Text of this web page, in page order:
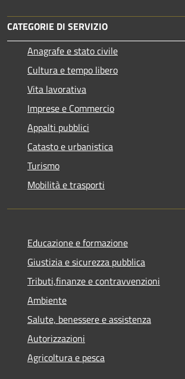
CATEGORIE DI SERVIZIO
Anagrafe e stato civile
Cultura e tempo libero
Vita lavorativa
Imprese e Commercio
Appalti pubblici
Catasto e urbanistica
Turismo
Mobilità e trasporti
Educazione e formazione
Giustizia e sicurezza pubblica
Tributi,finanze e contravvenzioni
Ambiente
Salute, benessere e assistenza
Autorizzazioni
Agricoltura e pesca